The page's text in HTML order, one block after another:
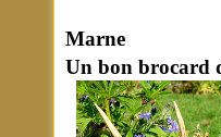
Marne
Un bon brocard